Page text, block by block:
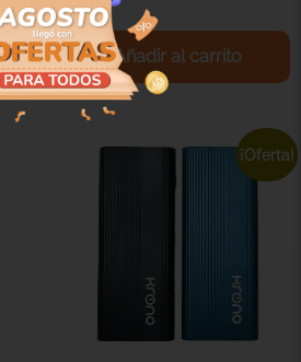
Añadir al carrito
¡Oferta!